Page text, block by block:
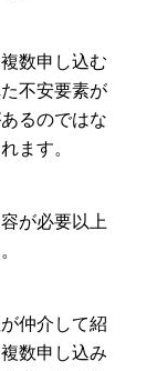
数申し込む
不安要素が
るのではな
ます。
が必要以上
仲介して紹
数申し込み